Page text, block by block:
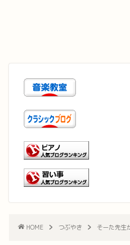
HOME つぶやき そーた先生